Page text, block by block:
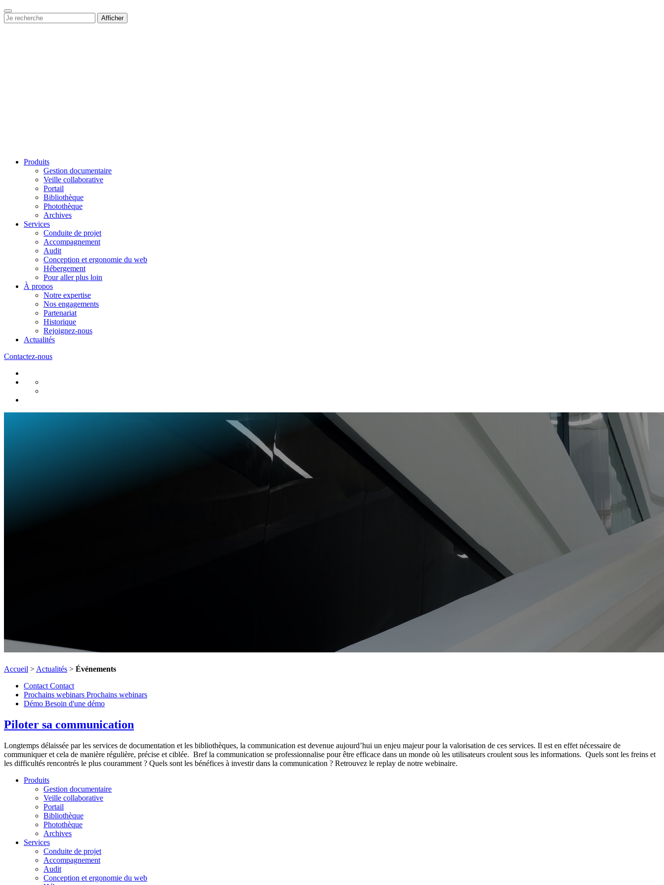
Afficher
Produits
Gestion documentaire
Veille collaborative
Portail
Bibliothèque
Photothèque
Archives
Services
Conduite de projet
Accompagnement
Audit
Conception et ergonomie du web
Hébergement
Pour aller plus loin
À propos
Notre expertise
Nos engagements
Partenariat
Historique
Rejoignez-nous
Actualités
Contactez-nous
Accueil >Actualités > Événements
Contact Contact
Prochains webinars Prochains webinars
Démo Besoin d'une démo
Piloter sa communication
Longtemps délaissée par les services de documentation et les bibliothèques, la communication est devenue aujourd’hui un enjeu majeur pour la valorisation de ces services. Il est en effet nécessaire de
communiquer et cela de manière régulière, précise et ciblée. Bref la communication se professionnalise pour être efficace dans un monde où les utilisateurs croulent sous les informations. Quels sont les freins et
les difficultés rencontrés le plus couramment ? Quels sont les bénéfices à investir dans la communication ? Retrouvez le replay de notre webinaire.
Produits
Gestion documentaire
Veille collaborative
Portail
Bibliothèque
Photothèque
Archives
Services
Conduite de projet
Accompagnement
Audit
Conception et ergonomie du web